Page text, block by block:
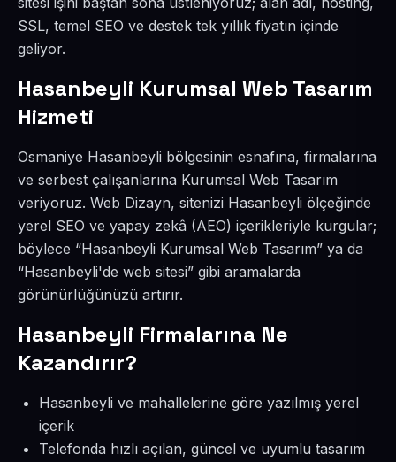
SSL, temel SEO ve destek tek yıllık fiyatın içinde
geliyor.
Hasanbeyli Kurumsal Web Tasarım
Hizmeti
Osmaniye Hasanbeyli bölgesinin esnafına, firmalarına
ve serbest çalışanlarına Kurumsal Web Tasarım
veriyoruz. Web Dizayn, sitenizi Hasanbeyli ölçeğinde
yerel SEO ve yapay zekâ (AEO) içerikleriyle kurgular;
böylece “Hasanbeyli Kurumsal Web Tasarım” ya da
“Hasanbeyli'de web sitesi” gibi aramalarda
görünürlüğünüzü artırır.
Hasanbeyli Firmalarına Ne
Kazandırır?
Hasanbeyli ve mahallelerine göre yazılmış yerel
içerik
Telefonda hızlı açılan, güncel ve uyumlu tasarım